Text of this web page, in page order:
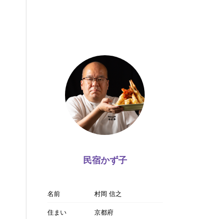
民宿かず子
名前
村岡 信之
住まい
京都府